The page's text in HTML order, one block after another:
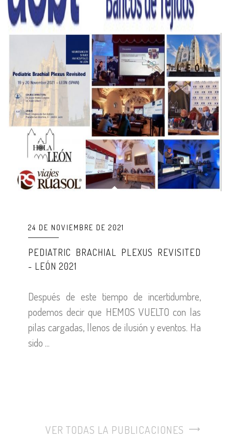
24 DE NOVIEMBRE DE 2021
PEDIATRIC BRACHIAL PLEXUS REVISITED
- LEÓN 2021
Después de este tiempo de incertidumbre,
podemos decir que HEMOS VUELTO con las
pilas cargadas, llenos de ilusión y eventos. Ha
sido ...
VER TODAS LA PUBLICACIONES